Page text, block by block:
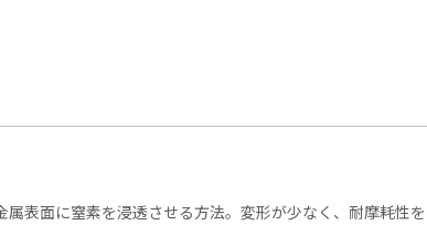
表面に窒素を浸透させる方法。変形が少なく、耐摩耗性を